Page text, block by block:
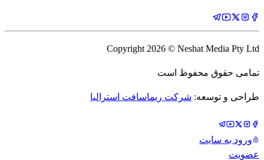
Copyright 2026 © Neshat Media Pty Ltd
تمامی حقوق محفوظ است
طراحی و توسعه: شرکت ریماسافت استرالیا
ورود به سایت
عضویت